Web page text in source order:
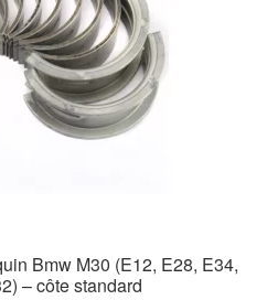
Bmw M30 (E12, E28, E34,
– côte standard